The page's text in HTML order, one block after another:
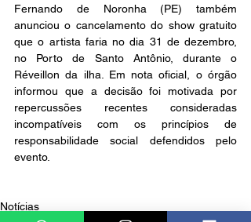
Fernando de Noronha (PE) também
anunciou o cancelamento do show gratuito
que o artista faria no dia 31 de dezembro,
no Porto de Santo Antônio, durante o
Réveillon da ilha. Em nota oficial, o órgão
informou que a decisão foi motivada por
repercussões recentes consideradas
incompatíveis com os princípios de
responsabilidade social defendidos pelo
evento.
Notícias